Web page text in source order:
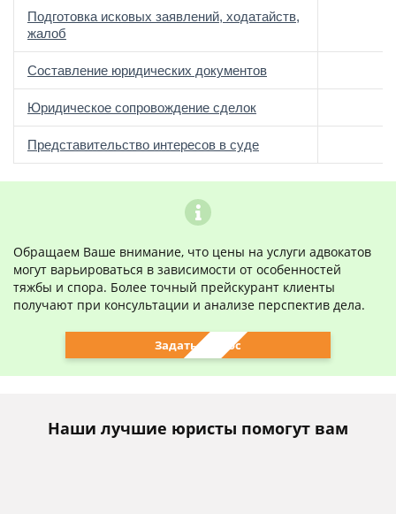
Подготовка исковых заявлений, ходатайств,
жалоб
Составление юридических документов
Юридическое сопровождение сделок
Представительство интересов в суде
Обращаем Ваше внимание, что цены на услуги адвокатов
могут варьироваться в зависимости от особенностей
тяжбы и спора. Более точный прейскурант клиенты
получают при консультации и анализе перспектив дела.
Задать вопрос
Наши лучшие юристы помогут вам